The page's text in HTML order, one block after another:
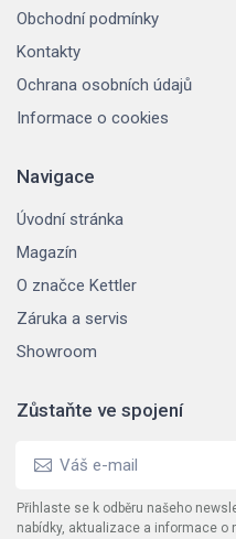
Obchodní podmínky
Kontakty
Ochrana osobních údajů
Informace o cookies
Navigace
Úvodní stránka
Magazín
O značce Kettler
Záruka a servis
Showroom
Zůstaňte ve spojení
Přihlaste se k odběru našeho
nabídky, aktualizace a informace o